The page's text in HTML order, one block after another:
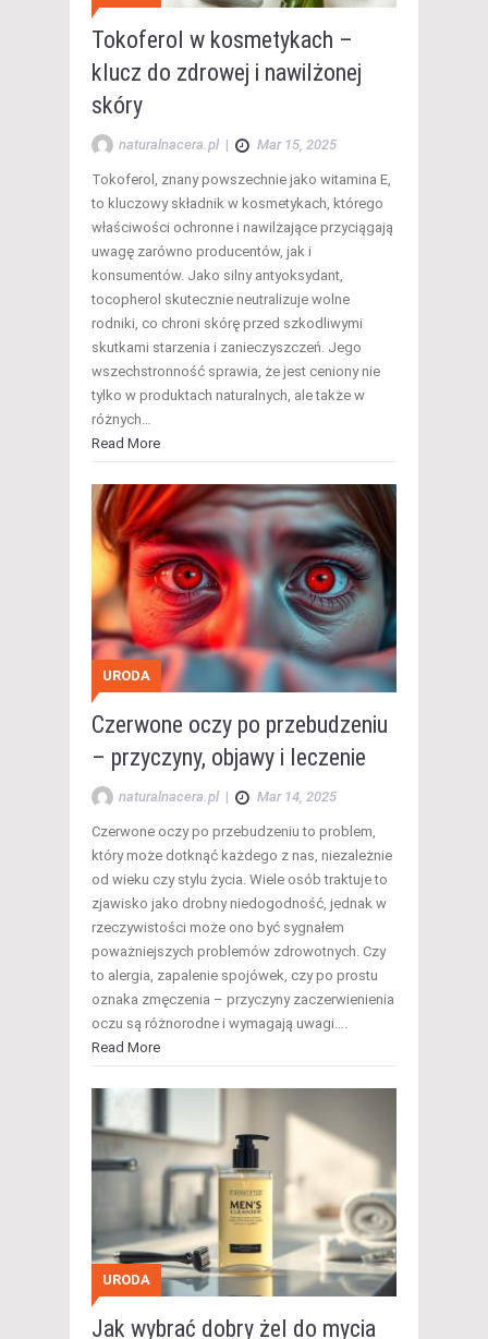
Tokoferol w kosmetykach –
klucz do zdrowej i nawilżonej
skóry
naturalnacera.pl | Mar 15, 2025
Tokoferol, znany powszechnie jako witamina E,
to kluczowy składnik w kosmetykach, którego
właściwości ochronne i nawilżające przyciągają
uwagę zarówno producentów, jak i
konsumentów. Jako silny antyoksydant,
tocopherol skutecznie neutralizuje wolne
rodniki, co chroni skórę przed szkodliwymi
skutkami starzenia i zanieczyszczeń. Jego
wszechstronność sprawia, że jest ceniony nie
tylko w produktach naturalnych, ale także w
różnych…
Read More
URODA
Czerwone oczy po przebudzeniu
– przyczyny, objawy i leczenie
naturalnacera.pl | Mar 14, 2025
Czerwone oczy po przebudzeniu to problem,
który może dotknąć każdego z nas, niezależnie
od wieku czy stylu życia. Wiele osób traktuje to
zjawisko jako drobny niedogodność, jednak w
rzeczywistości może ono być sygnałem
poważniejszych problemów zdrowotnych. Czy
to alergia, zapalenie spojówek, czy po prostu
oznaka zmęczenia – przyczyny zaczerwienienia
oczu są różnorodne i wymagają uwagi….
Read More
URODA
Jak wybrać dobry żel do mycia